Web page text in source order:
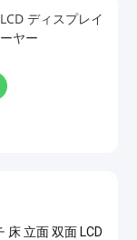
ディスプレイ
ヤー
床 立面 双面 LCD